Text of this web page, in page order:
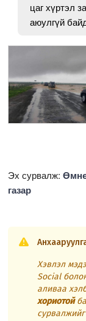
цаг хүртэл
аюулгүй
Эх сурвалж:
газар
Хэвлэл
Social
аливаа
хориотой